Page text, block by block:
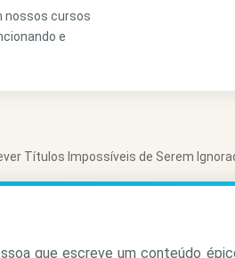
nossos cursos
e
Títulos Impossíveis de Serem
que escreve um conteúdo